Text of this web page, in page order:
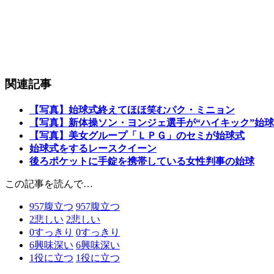
関連記事
【写真】始球式終えてほほ笑むパク・ミニョン
【写真】新体操ソン・ヨンジェ選手が“ハイキック”始
【写真】美女グループ「ＬＰＧ」のセミが始球式
始球式をするレースクイーン
後ろポケットに手錠を携帯している女性判事の始球
この記事を読んで…
957腹立つ 957腹立つ
2悲しい 2悲しい
0すっきり 0すっきり
6興味深い 6興味深い
1役に立つ 1役に立つ